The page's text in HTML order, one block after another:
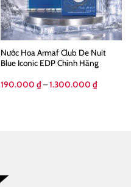
Nước Hoa Armaf Club De Nuit
Blue Iconic EDP Chính Hãng
190.000 ₫ – 1.300.000 ₫Khoảng
giá: